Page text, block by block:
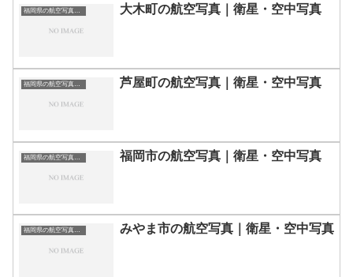
大木町の航空写真｜衛星・空中写真
芦屋町の航空写真｜衛星・空中写真
福岡市の航空写真｜衛星・空中写真
福岡県の航空写真・空中写真 みやま市の航空写真｜衛星・空中写真